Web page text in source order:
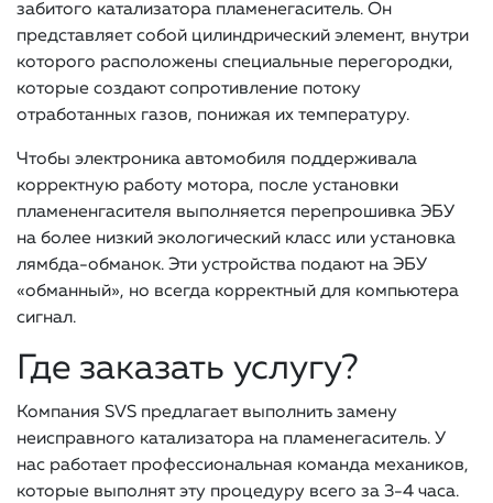
забитого катализатора пламенегаситель. Он
представляет собой цилиндрический элемент, внутри
которого расположены специальные перегородки,
которые создают сопротивление потоку
отработанных газов, понижая их температуру.
Чтобы электроника автомобиля поддерживала
корректную работу мотора, после установки
пламененгасителя выполняется перепрошивка ЭБУ
на более низкий экологический класс или установка
лямбда-обманок. Эти устройства подают на ЭБУ
«обманный», но всегда корректный для компьютера
сигнал.
Где заказать услугу?
Компания SVS предлагает выполнить замену
неисправного катализатора на пламенегаситель. У
нас работает профессиональная команда механиков,
которые выполнят эту процедуру всего за 3-4 часа.